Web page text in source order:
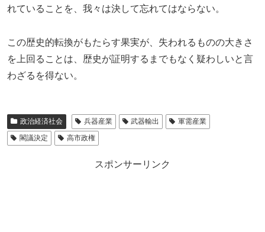
れていることを、我々は決して忘れてはならない。
この歴史的転換がもたらす果実が、失われるものの大きさ
を上回ることは、歴史が証明するまでもなく疑わしいと言
わざるを得ない。
政治経済社会 兵器産業 武器輸出
軍需産業
閣議決定
高市政権
スポンサーリンク